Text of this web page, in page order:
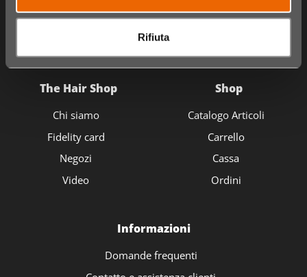
Rifiuta
The Hair Shop
Chi siamo
Fidelity card
Negozi
Video
Shop
Catalogo Articoli
Carrello
Cassa
Ordini
Informazioni
Domande frequenti